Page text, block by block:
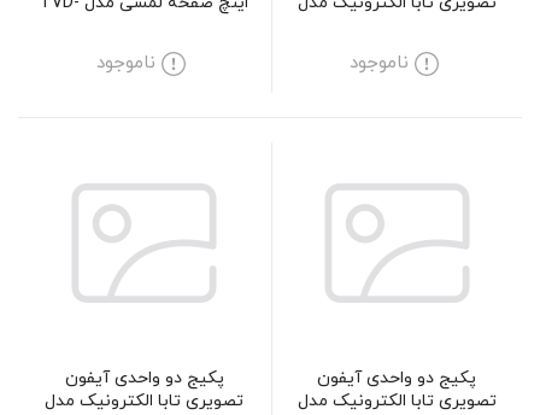
ناموجود ناموجود
پکیج دو واحدی آیفون
تصویری تابا الکترونیک مدل
پکیج دو واحدی آیفون
تصویری تابا الکترونیک مدل